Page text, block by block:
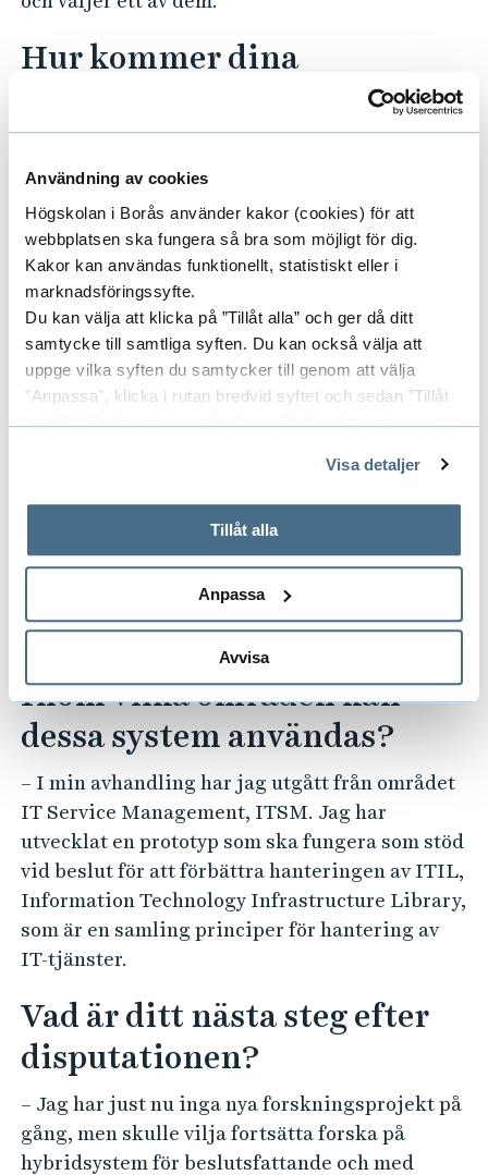
Användning av cookies
Högskolan i Borås använder kakor (cookies) för att
webbplatsen ska fungera så bra som möjligt för dig.
Kakor kan användas funktionellt, statistiskt eller i
marknadsföringssyfte.
Du kan välja att klicka på ”Tillåt alla” och ger då ditt
samtycke till samtliga syften. Du kan också välja att
uppge vilka syften du samtycker till genom att välja
"Anpassa", klicka i rutan bredvid syftet och sedan ”Tillåt
urval”. Du kan när som helst ta tillbaka ditt samtycke
På fliken "Information" kan du läsa om hur kakorna
används och hur vi och våra leverantörer inhämtar och
behandlar personuppgifter.
Visa detaljer
Tillåt alla
Anpassa
Avvisa
Hur kommer dina
forskningsresultat till nytta
i samhället?
– Kunskaperna är betydelsefulla för
organisationers sätt att hantera
beslutsfattande med hjälp av digitala system
och bör alltså leda till bättre beslutsfattande.
Och inom
forskningsområdet
informatik?
– Mina resultat bidrar till mer kunskap om
människan i centrum. Jag bidrar med nya
designteorier, alltså designprinciper, som kan
minska gapet mellan förväntningarna på den
här typen av tekniska beslutssystem och
konkreta riktlinjer.
Inom vilka områden kan
dessa system användas?
– I min avhandling har jag utgått från området
IT Service Management, ITSM. Jag har
utvecklat en prototyp som ska fungera som stöd
vid beslut för att förbättra hanteringen av ITIL,
Information Technology Infrastructure Library,
som är en samling principer för hantering av
IT-tjänster.
Vad är ditt nästa steg efter
disputationen?
– Jag har just nu inga nya forskningsprojekt på
gång, men skulle vilja fortsätta forska på
hybridsystem för beslutsfattande och med